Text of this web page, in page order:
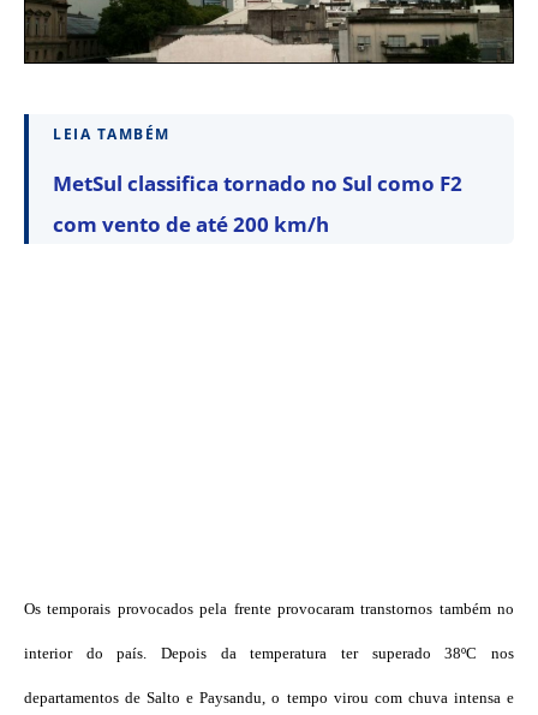
LEIA TAMBÉM
MetSul classifica tornado no Sul como F2
com vento de até 200 km/h
Os temporais provocados pela frente provocaram transtornos também no
interior do país. Depois da temperatura ter superado 38ºC nos
departamentos de Salto e Paysandu, o tempo virou com chuva intensa e